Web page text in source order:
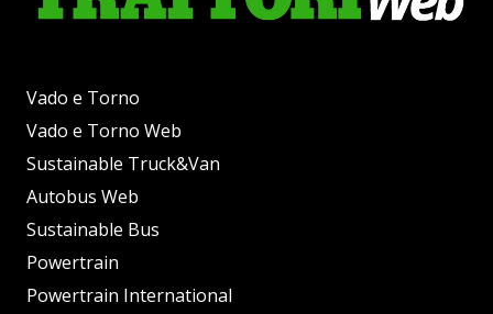
Vado e Torno
Vado e Torno Web
Sustainable Truck&Van
Autobus Web
Sustainable Bus
Powertrain
Powertrain International